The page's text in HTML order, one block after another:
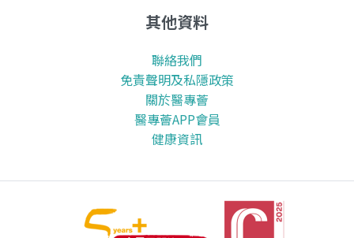
其他資料
聯絡我們
免責聲明及私隱政策
關於醫專薈
醫專薈APP會員
健康資訊